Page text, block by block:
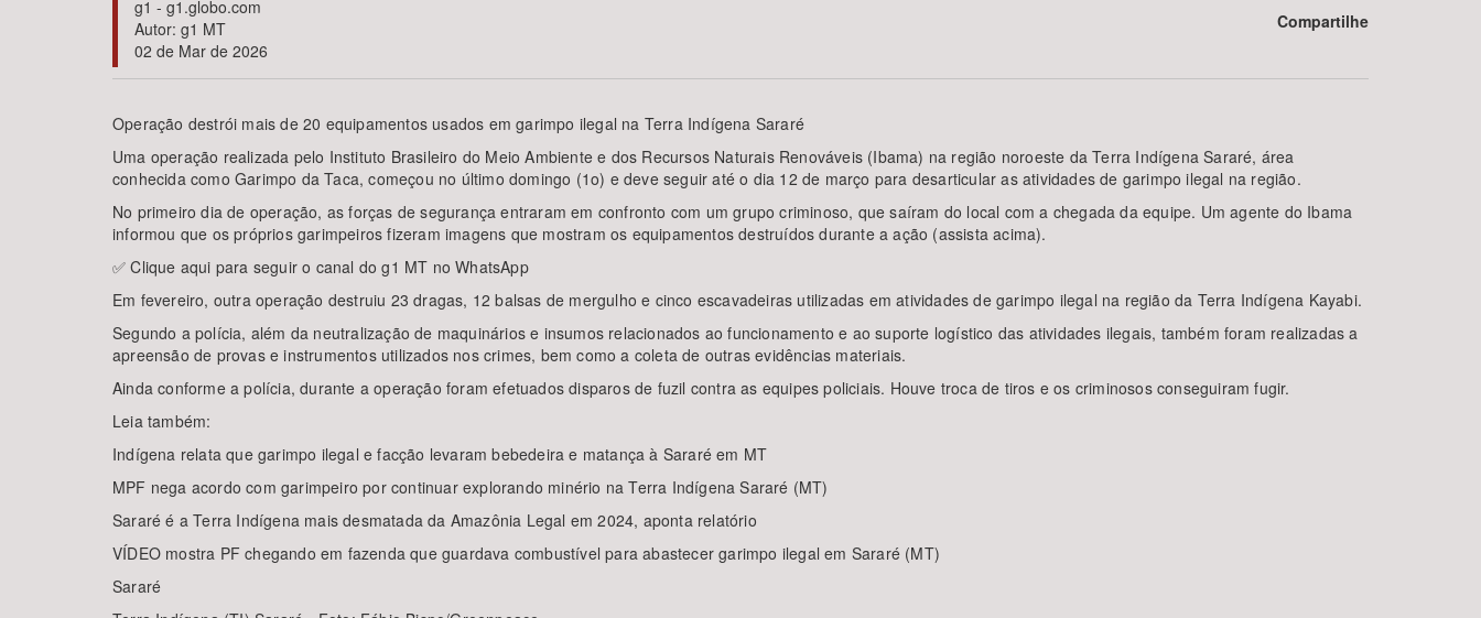
g1 - g1.globo.com
Autor: g1 MT
02 de Mar de 2026
Compartilhe
Operação destrói mais de 20 equipamentos usados em garimpo ilegal na Terra Indígena Sararé
Uma operação realizada pelo Instituto Brasileiro do Meio Ambiente e dos Recursos Naturais Renováveis (Ibama) na região noroeste da Terra Indígena Sararé, área
conhecida como Garimpo da Taca, começou no último domingo (1o) e deve seguir até o dia 12 de março para desarticular as atividades de garimpo ilegal na região.
No primeiro dia de operação, as forças de segurança entraram em confronto com um grupo criminoso, que saíram do local com a chegada da equipe. Um agente do Ibama
informou que os próprios garimpeiros fizeram imagens que mostram os equipamentos destruídos durante a ação (assista acima).
✅ Clique aqui para seguir o canal do g1 MT no WhatsApp
Em fevereiro, outra operação destruiu 23 dragas, 12 balsas de mergulho e cinco escavadeiras utilizadas em atividades de garimpo ilegal na região da Terra Indígena Kayabi.
Segundo a polícia, além da neutralização de maquinários e insumos relacionados ao funcionamento e ao suporte logístico das atividades ilegais, também foram realizadas a
apreensão de provas e instrumentos utilizados nos crimes, bem como a coleta de outras evidências materiais.
Ainda conforme a polícia, durante a operação foram efetuados disparos de fuzil contra as equipes policiais. Houve troca de tiros e os criminosos conseguiram fugir.
Leia também:
Indígena relata que garimpo ilegal e facção levaram bebedeira e matança à Sararé em MT
MPF nega acordo com garimpeiro por continuar explorando minério na Terra Indígena Sararé (MT)
Sararé é a Terra Indígena mais desmatada da Amazônia Legal em 2024, aponta relatório
VÍDEO mostra PF chegando em fazenda que guardava combustível para abastecer garimpo ilegal em Sararé (MT)
Sararé